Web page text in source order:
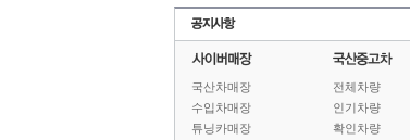
국산차매장
수입차매장
튜닝카매장
전체차량
인기차량
확인차량